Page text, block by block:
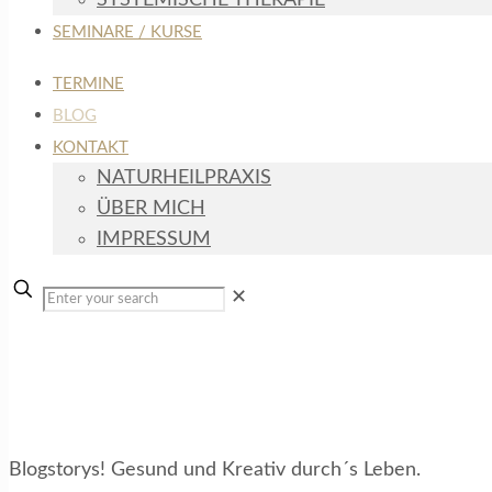
SEMINARE / KURSE
TERMINE
BLOG
KONTAKT
NATURHEILPRAXIS
ÜBER MICH
IMPRESSUM
✕
Blogstorys! Gesund und Kreativ durch´s Leben.